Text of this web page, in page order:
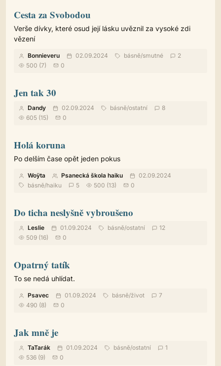
Cesta za Svobodou
Verše dívky, které osud její lásku uvěznil za vysoké zdi
vězení
Bonnieveru 02.09.2024 básně/smutné
2
500 (7)
0
Jen tak 30
Dandy 02.09.2024 básně/ostatní
8
605 (15)
0
Holá koruna
Po delším čase opět jeden pokus
Woÿta Psanecká škola haiku
02.09.2024
básně/haiku 5 500 (13) 0
Do ticha neslyšně vybroušeno
Leslie 01.09.2024 básně/ostatní
12
509 (16)
0
Opatrný tatík
To se nedá uhlídat.
Psavec 01.09.2024 básně/život
7
490 (8)
0
Jak mně je
TaTarák 01.09.2024 básně/ostatní
1
536 (9)
0